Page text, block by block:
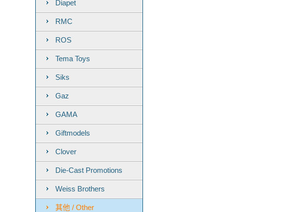
Diapet
RMC
ROS
Tema Toys
Siks
Gaz
GAMA
Giftmodels
Clover
Die-Cast Promotions
Weiss Brothers
其他 / Other